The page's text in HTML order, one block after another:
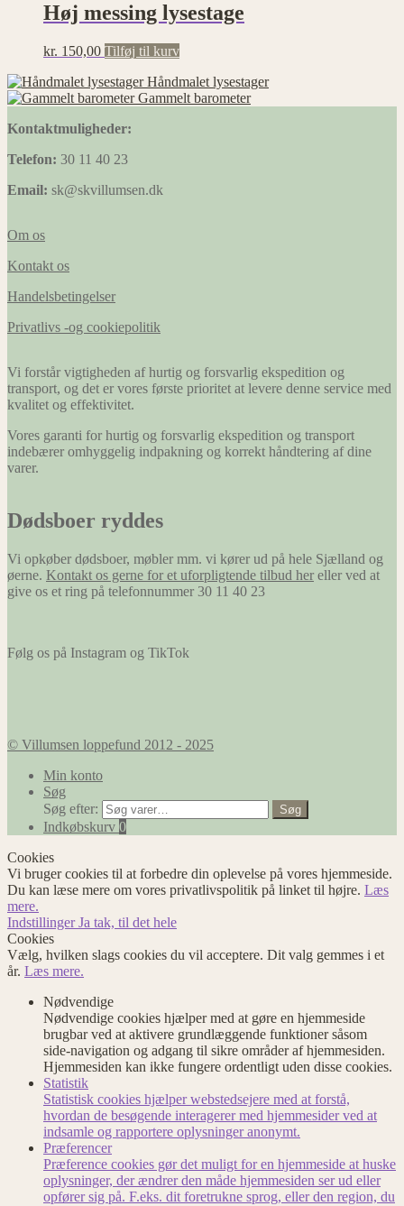
Høj messing lysestage
kr. 150,00 Tilføj til kurv
Håndmalet lysestager
Gammelt barometer
Kontaktmuligheder:
Telefon: 30 11 40 23
Email: sk@skvillumsen.dk
Om os
Kontakt os
Handelsbetingelser
Privatlivs -og cookiepolitik
Vi forstår vigtigheden af hurtig og forsvarlig ekspedition og
transport, og det er vores første prioritet at levere denne service med
kvalitet og effektivitet.
Vores garanti for hurtig og forsvarlig ekspedition og transport
indebærer omhyggelig indpakning og korrekt håndtering af dine
varer.
Dødsboer ryddes
Vi opkøber dødsboer, møbler mm. vi kører ud på hele Sjælland og
øerne. Kontakt os gerne for et uforpligtende tilbud her eller ved at
give os et ring på telefonnummer 30 11 40 23
Følg os på Instagram og TikTok
© Villumsen loppefund 2012 - 2025
Min konto
Søg
Søg efter:
Søg
Indkøbskurv 0
Cookies
Vi bruger cookies til at forbedre din oplevelse på vores hjemmeside.
Du kan læse mere om vores privatlivspolitik på linket til højre. Læs
mere.
IndstillingerJa tak, til det hele
Cookies
Vælg, hvilken slags cookies du vil acceptere. Dit valg gemmes i et
år. Læs mere.
Nødvendige
Nødvendige cookies hjælper med at gøre en hjemmeside
brugbar ved at aktivere grundlæggende funktioner såsom
side-navigation og adgang til sikre områder af hjemmesiden.
Hjemmesiden kan ikke fungere ordentligt uden disse cookies.
Statistik
Statistisk cookies hjælper webstedsejere med at forstå,
hvordan de besøgende interagerer med hjemmesider ved at
indsamle og rapportere oplysninger anonymt.
Præferencer
Præference cookies gør det muligt for en hjemmeside at huske
oplysninger, der ændrer den måde hjemmesiden ser ud eller
opfører sig på. F.eks. dit foretrukne sprog, eller den region, du